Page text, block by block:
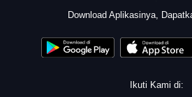
Download Aplikasinya,
Ikuti Kami di: